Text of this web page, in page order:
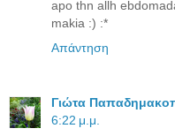
apo thn allh
makia :) :*
Απάντηση
Γιώτα
6:22 μ.μ.